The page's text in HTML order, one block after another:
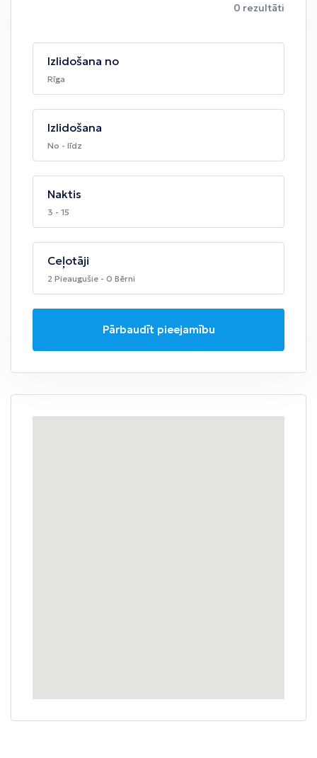
0 rezultāti
Izlidošana no
Rīga
Izlidošana
No - līdz
Naktis
3 - 15
Ceļotāji
2 Pieaugušie - 0 Bērni
Pārbaudīt pieejamību